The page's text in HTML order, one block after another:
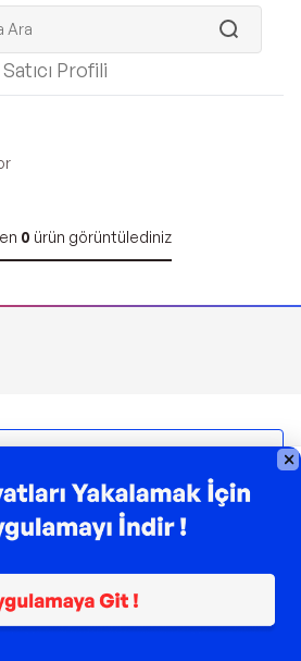
Satıcı Profili
0 ürün görüntülediniz
(0850) 266 0606